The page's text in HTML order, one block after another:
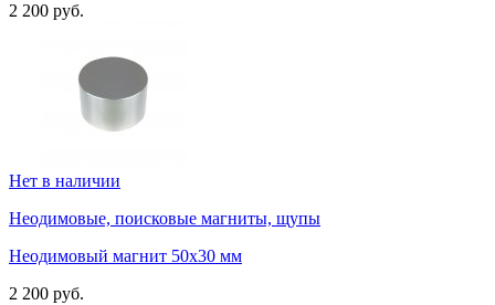
2 200 руб.
Нет в наличии
Неодимовые, поисковые магниты, щупы
Неодимовый магнит 50х30 мм
2 200 руб.